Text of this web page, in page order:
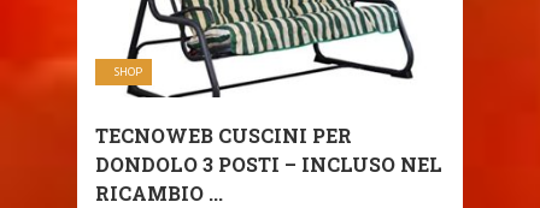
SHOP
TECNOWEB CUSCINI PER
DONDOLO 3 POSTI – INCLUSO NEL
RICAMBIO ...